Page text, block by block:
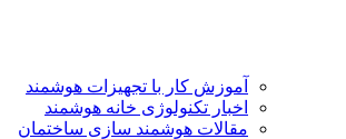
آموزش کار با تجهیزات هوشمند
اخبار تکنولوژی خانه هوشمند
مقالات هوشمند سازی ساختمان